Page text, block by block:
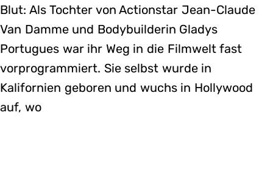
Blut: Als Tochter von Actionstar Jean-Claude
Van Damme und Bodybuilderin Gladys
Portugues war ihr Weg in die Filmwelt fast
vorprogrammiert. Sie selbst wurde in
Kalifornien geboren und wuchs in Hollywood
auf, wo